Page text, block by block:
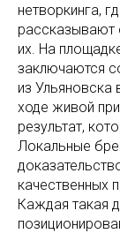
нетворкинга,
рассказывают
их. На
заключаются
из
ходе живой
результат,
Локальные
качественных
Каждая такая